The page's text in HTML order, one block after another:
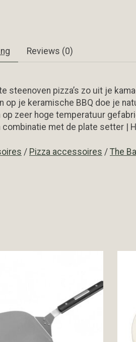
Reviews (0)
steenoven pizza’s zo uit je
op je keramische BBQ doe je
op zeer hoge temperatuur
combinatie met de plate setter |
/ Pizza accessoires / The